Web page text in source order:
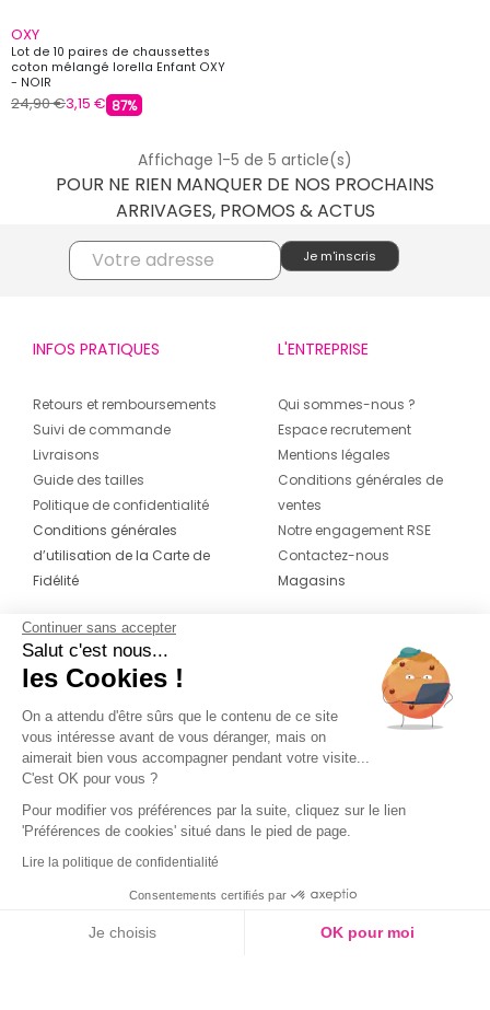
OXY
Lot de 10 paires de chaussettes
coton mélangé lorella Enfant OXY
- NOIR
24,90 €3,15 € 87%
Affichage 1-5 de 5 article(s)
POUR NE RIEN MANQUER DE NOS PROCHAINS
ARRIVAGES, PROMOS & ACTUS
INFOS PRATIQUES
Retours et remboursements
Suivi de commande
Livraisons
Guide des tailles
Politique de confidentialité
Conditions générales
d’utilisation de la Carte de
Fidélité
L'ENTREPRISE
Qui sommes-nous ?
Espace recrutement
Mentions légales
Conditions générales de
ventes
Notre engagement RSE
Contactez-nous
Magasins
CONTACT
04 42 20 78 42
Du lundi au jeudi de 8h30 à 16h30 & le
vendredi de 8h30 à 15h30
Continuer sans accepter
Salut c'est nous...
les Cookies !
On a attendu d'être sûrs que le contenu de ce site
vous intéresse avant de vous déranger, mais on
aimerait bien vous accompagner pendant votre visite...
C'est OK pour vous ?
Pour modifier vos préférences par la suite, cliquez sur le lien
'Préférences de cookies' situé dans le pied de page.
Lire la politique de confidentialité
Consentements certifiés par
Je choisis OK pour moi